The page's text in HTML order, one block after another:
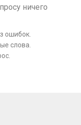
ничего
ошибок.
слова.